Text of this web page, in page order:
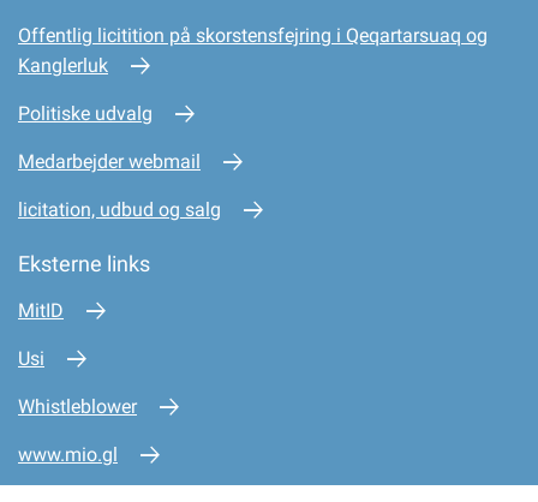
Offentlig licitition på skorstensfejring i Qeqartarsuaq og
Kanglerluk
Politiske udvalg
Medarbejder webmail
licitation, udbud og salg
Eksterne links
MitID
Usi
Whistleblower
www.mio.gl